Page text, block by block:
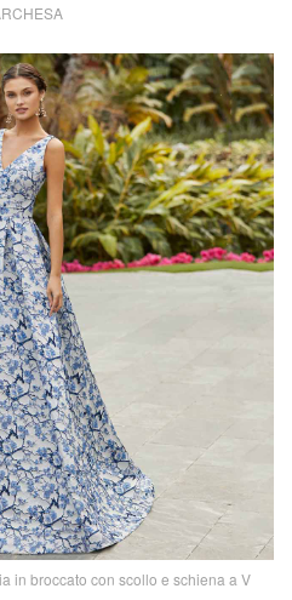
in broccato con scollo e schiena a V